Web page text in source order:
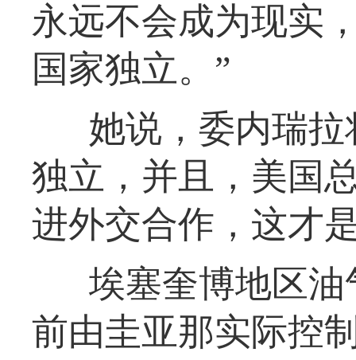
永远不会成为现实
国家独立。”
她说，委内瑞
独立，并且，美国
进外交合作，这才
埃塞奎博地区
前由圭亚那实际控